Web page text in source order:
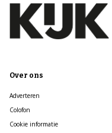
Over ons
Adverteren
Colofon
Cookie informatie